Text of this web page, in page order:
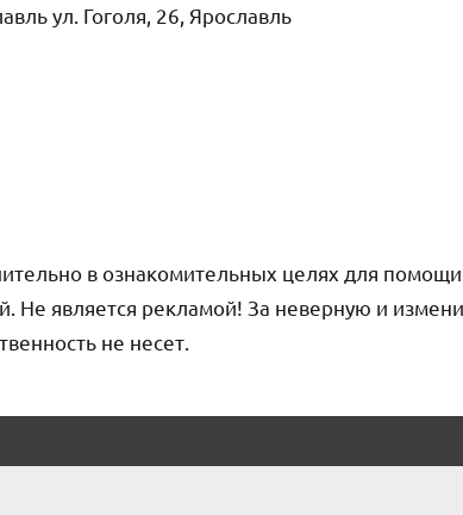
ул. Гоголя, 26, Ярославль
в ознакомительных целях для помощи
Не является рекламой! За неверную и
не несет.